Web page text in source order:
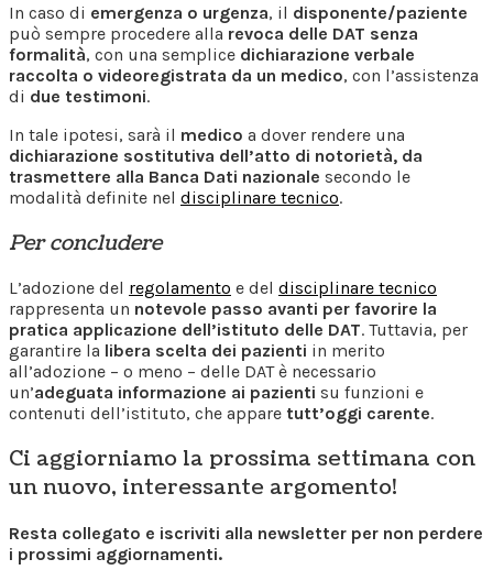
In caso di emergenza o urgenza, il disponente/paziente
può sempre procedere alla revoca delle DAT senza
formalità, con una semplice dichiarazione verbale
raccolta o videoregistrata da un medico, con l’assistenza
di due testimoni.
In tale ipotesi, sarà il medico a dover rendere una
dichiarazione sostitutiva dell’atto di notorietà, da
trasmettere alla Banca Dati nazionale secondo le
modalità definite nel disciplinare tecnico.
Per concludere
L’adozione del regolamento e del disciplinare tecnico
rappresenta un notevole passo avanti per favorire la
pratica applicazione dell’istituto delle DAT. Tuttavia, per
garantire la libera scelta dei pazienti in merito
all’adozione – o meno – delle DAT è necessario
un’adeguata informazione ai pazienti su funzioni e
contenuti dell’istituto, che appare tutt’oggi carente.
Ci aggiorniamo la prossima settimana con
un nuovo, interessante argomento!
Resta collegato e iscriviti alla newsletter per non perdere
i prossimi aggiornamenti.